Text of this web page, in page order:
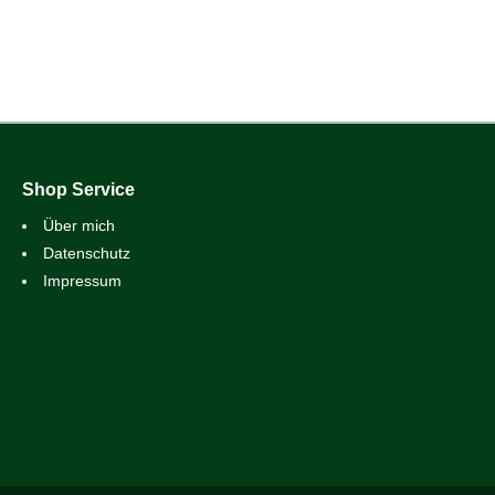
Shop Service
Über mich
Datenschutz
Impressum